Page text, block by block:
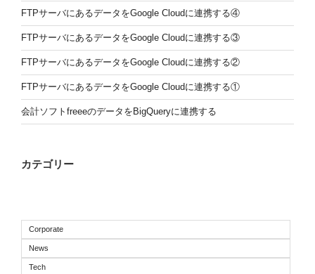
FTPサーバにあるデータをGoogle Cloudに連携する④
FTPサーバにあるデータをGoogle Cloudに連携する③
FTPサーバにあるデータをGoogle Cloudに連携する②
FTPサーバにあるデータをGoogle Cloudに連携する①
会計ソフトfreeeのデータをBigQueryに連携する
カテゴリー
Corporate
News
Tech